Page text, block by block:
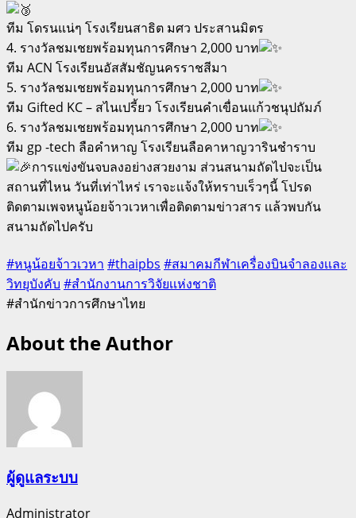
ทีม โดรนแน่ๆ โรงเรียนสาธิต มศว ประสานมิตร
4. รางวัลชมเชยพร้อมทุนการศึกษา 2,000 บาท
ทีม ACN โรงเรียนอัสสัมชัญนครราชสีมา
5. รางวัลชมเชยพร้อมทุนการศึกษา 2,000 บาท
ทีม Gifted KC – สไนเปรี้ยว โรงเรียนคำเขื่อนแก้วชนุปถัมภ์
6. รางวัลชมเชยพร้อมทุนการศึกษา 2,000 บาท
ทีม gp -tech ลือคำหาญ โรงเรียนลือคาหาญวารินชำราบ
การเเข่งขันจบลงอย่างสวยงาม ส่วนสนามถัดไปจะเป็น
สถานที่ไหน วันที่เท่าไหร่ เราจะเเจ้งให้ทราบเร็วๆนี้ โปรด
ติดตามเพจหนูน้อยจ้าวเวหาเพื่อติดตามข่าวสาร เเล้วพบกัน
สนามถัดไปครับ
#หนูน้อยจ้าวเวหา #thaipbs #สมาคมกีฬาเครื่องบินจำลองเเละ
วิทยุบังคับ #สำนักงานการวิจัยเเห่งชาติ
#สำนักข่าวการศึกษาไทย
About the Author
ผู้ดูแลระบบ
Administrator